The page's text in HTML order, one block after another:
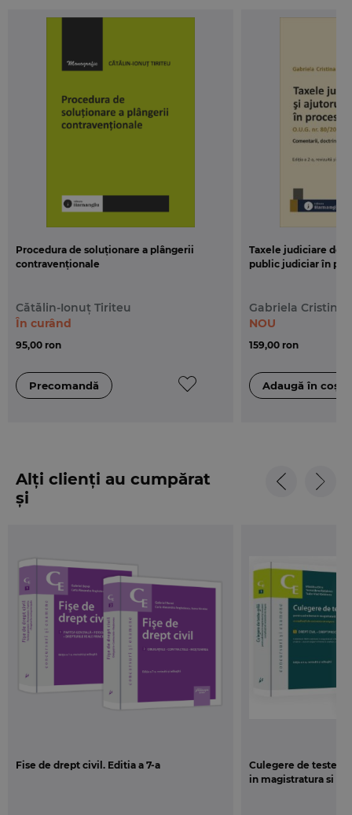
solutiile cuprinse in deciziile obligatorii
pentru
aplicarea Codului de procedura civila, dintre care
amintim, printre altele: decizii pronuntate in recurs
in interesul legii si decizii pentru dezlegarea unor
chestiuni de drept de Inalta Curte de Casatie si
Justitie (Decizia nr. 2/2021, Decizia nr. 28/2021,
20/2021, Decizia nr. 81/2021, Decizia nr. 2/2022,
Curtea Constitutionala (Decizia nr. 604/2020,
Procedura de soluționare a plângerii
contravenționale
Cătălin-Ionuț Tiriteu
95,00 ron
În curând
Taxele judiciare de
public judiciar în
Gabriela Cristina
159,00 ron
NOU
Alți clienți au cumpărat
și
Fise de drept civil. Editia a 7-a
Culegere de teste-
in magistratura si